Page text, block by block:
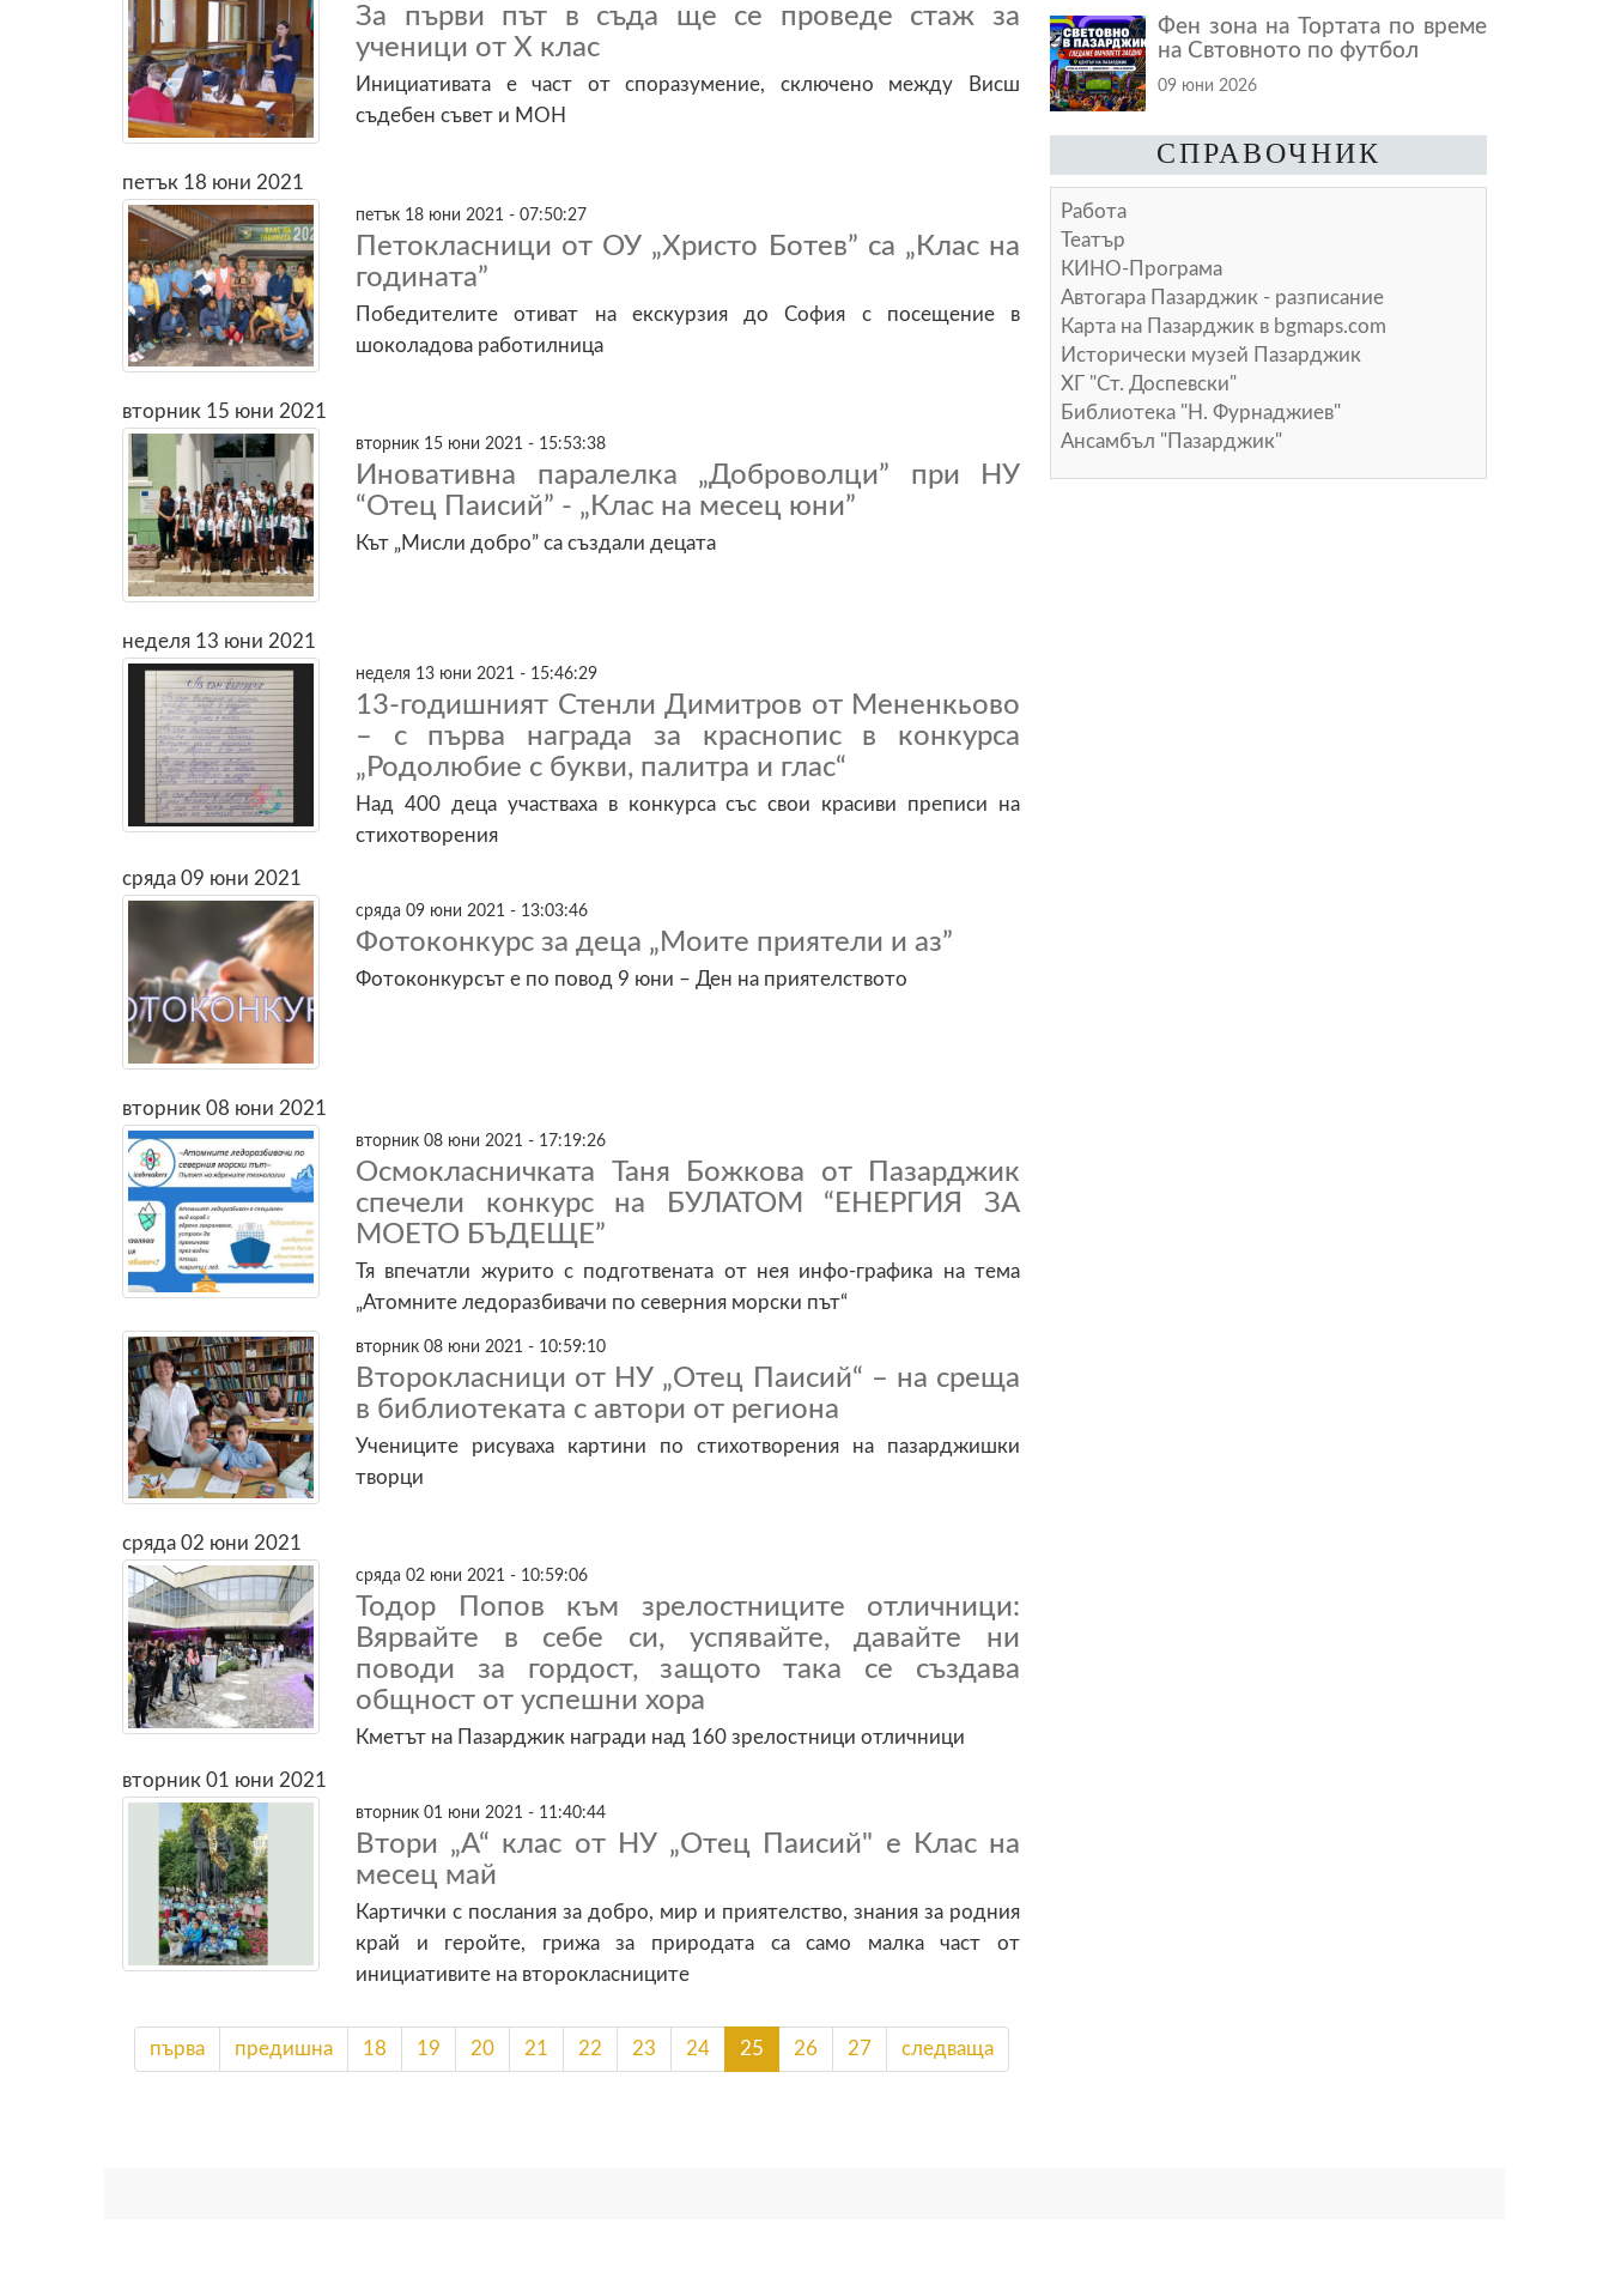
За първи път в съда ще се проведе стаж за
ученици от X клас
Инициативата е част от споразумение, сключено между Висш
съдебен съвет и МОН
петък 18 юни 2021
петък 18 юни 2021 - 07:50:27
Петокласници от ОУ „Христо Ботев” са „Клас на
годината”
Победителите отиват на екскурзия до София с посещение в
шоколадова работилница
вторник 15 юни 2021
вторник 15 юни 2021 - 15:53:38
Иновативна паралелка „Доброволци” при НУ
“Отец Паисий” - „Клас на месец юни”
Кът „Мисли добро” са създали децата
неделя 13 юни 2021
неделя 13 юни 2021 - 15:46:29
13-годишният Стенли Димитров от Мененкьово
– с първа награда за краснопис в конкурса
„Родолюбие с букви, палитра и глас“
Над 400 деца участваха в конкурса със свои красиви преписи на
стихотворения
сряда 09 юни 2021
сряда 09 юни 2021 - 13:03:46
Фотоконкурс за деца „Моите приятели и аз”
Фотоконкурсът е по повод 9 юни – Ден на приятелството
вторник 08 юни 2021
вторник 08 юни 2021 - 17:19:26
Осмокласничката Таня Божкова от Пазарджик
спечели конкурс на БУЛАТОМ “ЕНЕРГИЯ ЗА
МОЕТО БЪДЕЩЕ”
Тя впечатли журито с подготвената от нея инфо-графика на тема
„Атомните ледоразбивачи по северния морски път“
вторник 08 юни 2021 - 10:59:10
Второкласници от НУ „Отец Паисий“ – на среща
в библиотеката с автори от региона
Учениците рисуваха картини по стихотворения на пазарджишки
творци
сряда 02 юни 2021
сряда 02 юни 2021 - 10:59:06
Тодор Попов към зрелостниците отличници:
Вярвайте в себе си, успявайте, давайте ни
поводи за гордост, защото така се създава
общност от успешни хора
Кметът на Пазарджик награди над 160 зрелостници отличници
вторник 01 юни 2021
вторник 01 юни 2021 - 11:40:44
Втори „А“ клас от НУ „Отец Паисий" е Клас на
месец май
Картички с послания за добро, мир и приятелство, знания за родния
край и геройте, грижа за природата са само малка част от
инициативите на второкласниците
първа предишна 18 19 20 21 22 23 24 25 26 27 следваща
Фен зона на Тортата по време
на Свтовното по футбол
09 юни 2026
СПРАВОЧНИК
Работа
Театър
КИНО-Програма
Автогара Пазарджик - разписание
Карта на Пазарджик в bgmaps.com
Исторически музей Пазарджик
ХГ "Ст. Доспевски"
Библиотека "Н. Фурнаджиев"
Ансамбъл "Пазарджик"